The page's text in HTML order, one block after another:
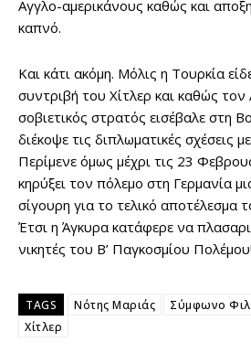
Αγγλο-αμερικάνους καθώς και
καπνό.
Και κάτι ακόμη. Μόλις η Τουρκία
συντριβή του Χίτλερ και καθώς
σοβιετικός στρατός εισέβαλε στη
διέκοψε τις διπλωματικές σχέσεις
Περίμενε όμως μέχρι τις 23
κηρύξει τον πόλεμο στη Γερμανία
σίγουρη για το τελικό αποτέλεσμα
Έτσι η Άγκυρα κατάφερε να
νικητές του Β’ Παγκοσμίου
TAGS Νότης Μαριάς Σύμφωνο
Χίτλερ